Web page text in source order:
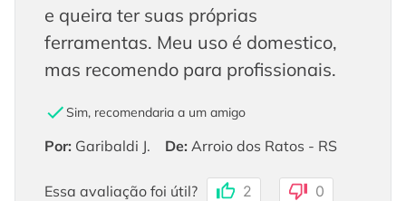
e queira ter suas próprias
ferramentas. Meu uso é domestico,
mas recomendo para profissionais.
Sim, recomendaria a um amigo
Por: Garibaldi J. De: Arroio dos Ratos - RS
Essa avaliação foi útil? 2 0